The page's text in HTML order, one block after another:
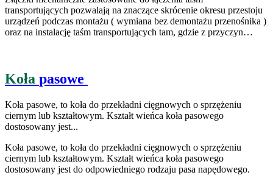
transportujących pozwalają na znaczące skrócenie okresu przestoju
urządzeń podczas montażu ( wymiana bez demontażu przenośnika )
oraz na instalację taśm transportujących tam, gdzie z przyczyn…
Koła pasowe
Koła pasowe, to koła do przekładni cięgnowych o sprzężeniu
ciernym lub kształtowym. Kształt wieńca koła pasowego
dostosowany jest...
Koła pasowe, to koła do przekładni cięgnowych o sprzężeniu
ciernym lub kształtowym. Kształt wieńca koła pasowego
dostosowany jest do odpowiedniego rodzaju pasa napędowego.